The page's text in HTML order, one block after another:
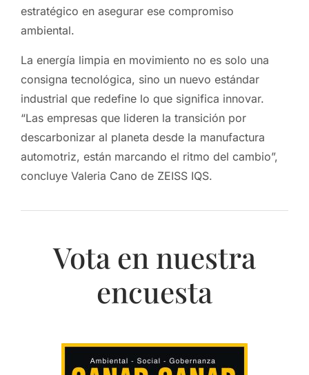
estratégico en asegurar ese compromiso
ambiental.
La energía limpia en movimiento no es solo una
consigna tecnológica, sino un nuevo estándar
industrial que redefine lo que significa innovar.
“Las empresas que lideren la transición por
descarbonizar al planeta desde la manufactura
automotriz, están marcando el ritmo del cambio”,
concluye Valeria Cano de ZEISS IQS.
Vota en nuestra
encuesta